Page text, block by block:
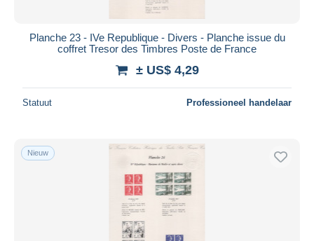
Planche 23 - IVe Republique - Divers - Planche issue du
coffret Tresor des Timbres Poste de France
± US$ 4,29
Statuut Professioneel handelaar
Nieuw